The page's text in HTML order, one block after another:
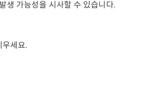
생 가능성을 시사할 수 있습니다.
우세요.